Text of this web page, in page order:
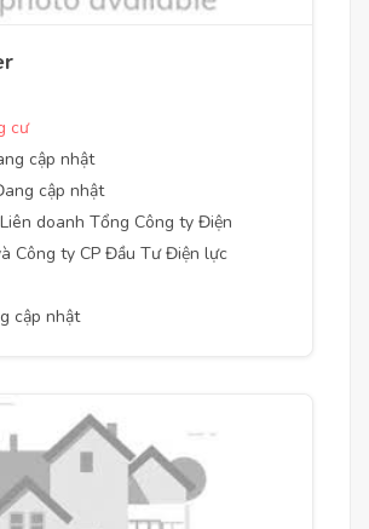
cư
cập nhật
cập nhật
doanh Tổng Công ty Điện
Công ty CP Đầu Tư Điện lực
cập nhật